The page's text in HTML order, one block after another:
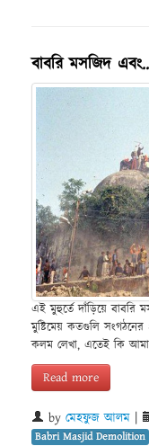
বাবরি মসজিদ
এই মুহুর্তে দাঁড়িয়ে
মুষ্টিমেয় কতগুলি
কলম লেখা, এতেই কি
Read more
by মেহফুজ আলম
Babri Masjid Demolition